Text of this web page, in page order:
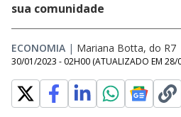
sua comunidade
ECONOMIA | Mariana Botta, do R7
30/01/2023 - 02H00 (ATUALIZADO EM 28/